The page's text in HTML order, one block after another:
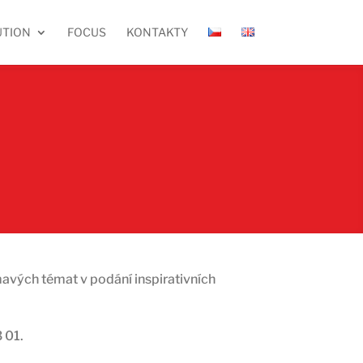
FOCUS KONTAKTY
témat v podání inspirativních
01.